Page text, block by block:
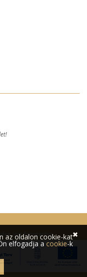
jog fenntartva.
az oldalon cookie-kat
elfogadja a cookie-k
✖